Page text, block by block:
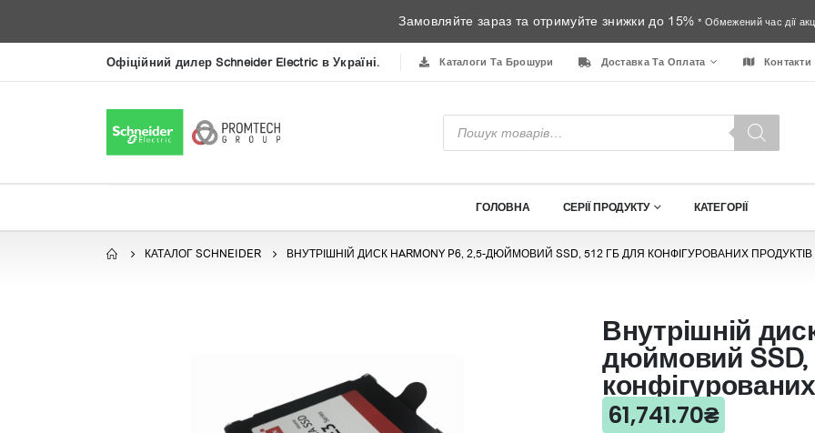
Замовляйте зараз та отримуйте знижки до 15% * Обмежений час дії
Офіційний дилер Schneider Electric в Україні. Каталоги Та Брошури Доставка Та Оплата Контакти
Пошук
товарів
ГОЛОВНА СЕРІЇ ПРОДУКТУ КАТЕГОРІЇ
КАТАЛОГ SCHNEIDER ВНУТРІШНІЙ ДИСК HARMONY P6, 2,5-ДЮЙМОВИЙ SSD, 512 ГБ ДЛЯ КОНФІГУРОВАНИХ ПРОДУКТІВ
Внутрішній
дюймовий
61,741.70₴